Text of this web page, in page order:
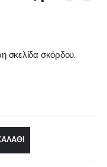
σκελίδα σκόρδου.